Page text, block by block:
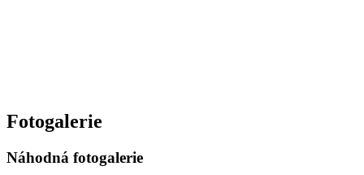
Fotogalerie
Náhodná fotogalerie